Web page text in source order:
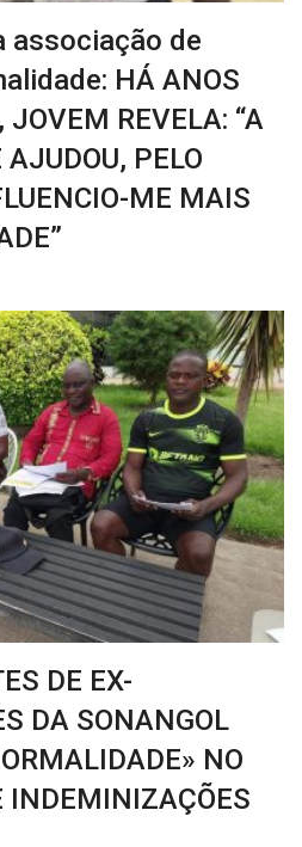
associação de
HÁ ANOS
JOVEM REVELA: “A
PELO
ME MAIS
DE EX-
DA SONANGOL
NO
INDEMINIZAÇÕES